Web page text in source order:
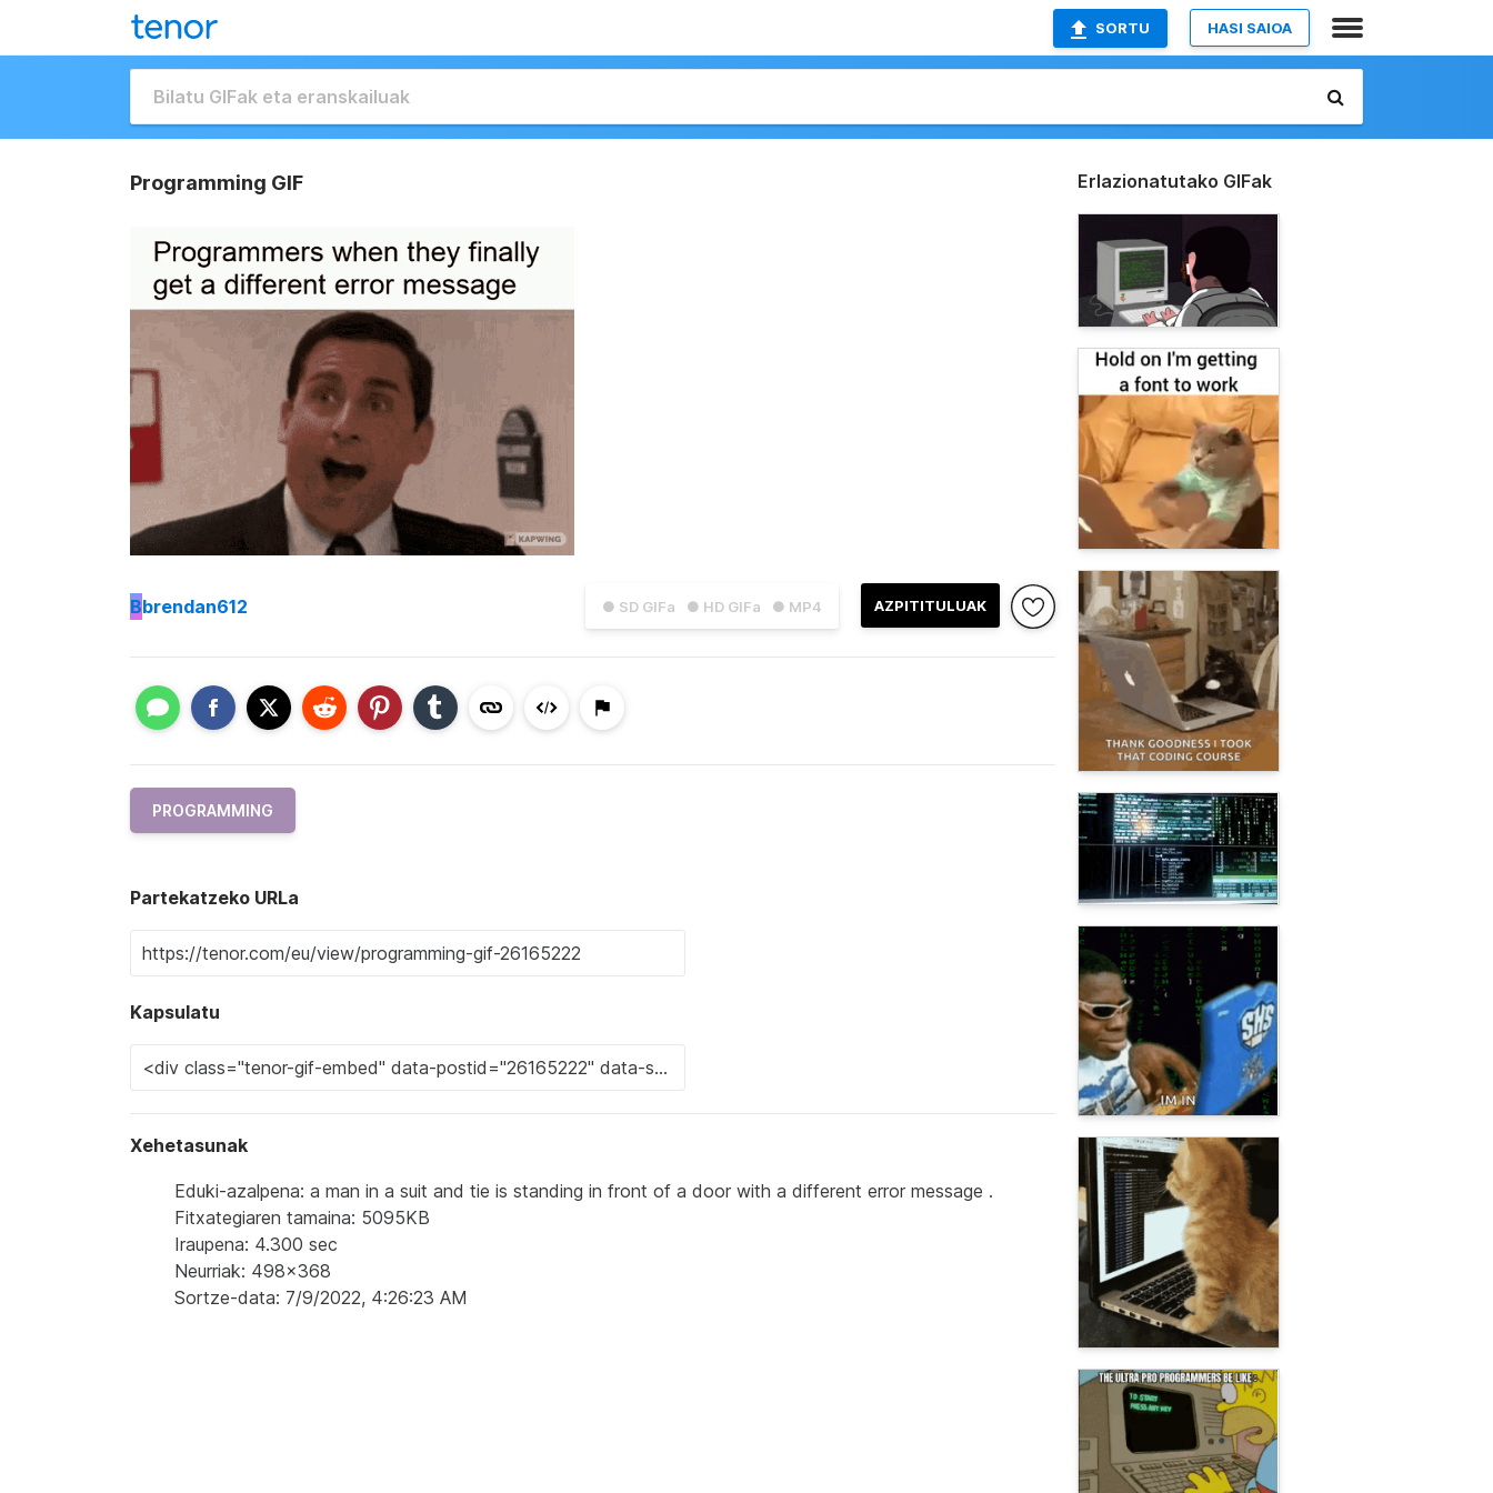
SORTU HASI SAIOA
Programming GIF
● SD GIFa ● HD GIFa ● MP4 AZPITITULUAK
Bbrendan612
PROGRAMMING
Partekatzeko URLa
Kapsulatu
Xehetasunak
Eduki-azalpena: a man in a suit and tie is standing in front of a door with a different error message .
Fitxategiaren tamaina: 5095KB
Iraupena: 4.300 sec
Neurriak: 498x368
Sortze-data: 7/9/2022, 4:26:23 AM
Erlazionatutako GIFak